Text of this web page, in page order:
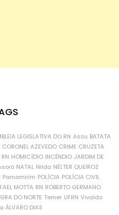
LEGISLATIVA DO RN Assu BATATA
CORONEL AZEVEDO CRIME CRUZETA
HOMICÍDIO INCÊNDIO JARDIM DE
NATAL Nilda NÉLTER QUEIROZ
Parnamirim POLÍCIA POLÍCIA CIVIL
MOTTA RN ROBERTO GERMANO
DO NORTE Temer UFRN Vivaldo
ÁLVARO DIAS